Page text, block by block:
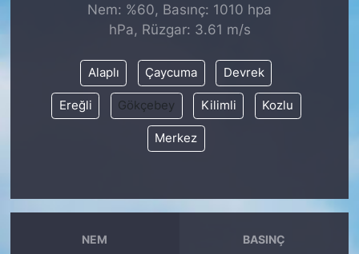
Nem: %60, Basınç: 1010 hpa
hPa, Rüzgar: 3.61 m/s
Alaplı Çaycuma Devrek
Ereğli Gökçebey Kilimli Kozlu
Merkez
NEM BASINÇ